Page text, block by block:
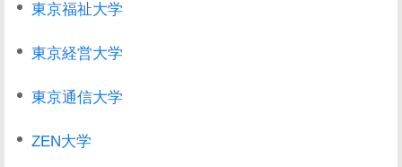
東京福祉大学
東京経営大学
東京通信大学
ZEN大学